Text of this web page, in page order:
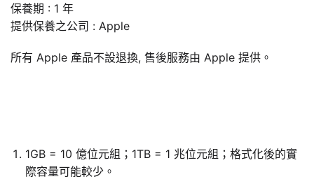
保養期 : 1 年
提供保養之公司 : Apple
所有 Apple 產品不設退換, 售後服務由 Apple 提供。
1GB = 10 億位元組；1TB = 1 兆位元組；格式化後的實
際容量可能較少。